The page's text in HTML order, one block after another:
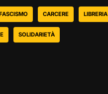
CARCERE LIBRERIA
SOLIDARIETÀ